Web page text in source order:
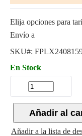
Elija opciones para
Envío a
SKU#:
En Stock
Añadir al
Añadir a la lista de